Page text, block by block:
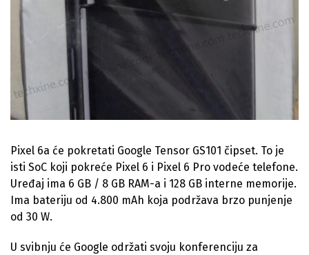
Pixel 6a će pokretati Google Tensor GS101 čipset. To je
isti SoC koji pokreće Pixel 6 i Pixel 6 Pro vodeće telefone.
Uređaj ima 6 GB / 8 GB RAM-a i 128 GB interne memorije.
Ima bateriju od 4.800 mAh koja podržava brzo punjenje
od 30 W.
U svibnju će Google održati svoju konferenciju za